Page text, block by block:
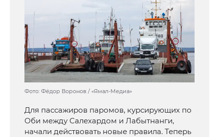
Фото: Фёдор Воронов / «Ямал-Медиа»
Для пассажиров паромов, курсирующих по
Оби между Салехардом и Лабытнанги,
начали действовать новые правила. Теперь